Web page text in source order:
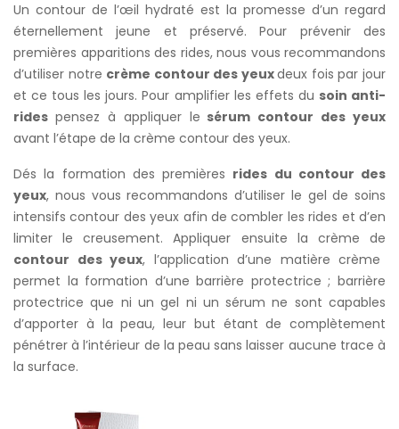
Un contour de l’œil hydraté est la promesse d’un regard
éternellement jeune et préservé. Pour prévenir des
premières apparitions des rides, nous vous recommandons
d’utiliser notre crème contour des yeuxdeux fois par jour
et ce tous les jours. Pour amplifier les effets du soin anti-
rides pensez à appliquer le sérum contour des yeux
avant l’étape de la crème contour des yeux.
Dés la formation des premières rides du contour des
yeux, nous vous recommandons d’utiliser le gel de soins
intensifs contour des yeux afin de combler les rides et d’en
limiter le creusement. Appliquer ensuite la crème de
contour des yeux, l’application d’une matière crème
permet la formation d’une barrière protectrice ; barrière
protectrice que ni un gel ni un sérum ne sont capables
d’apporter à la peau, leur but étant de complètement
pénétrer à l’intérieur de la peau sans laisser aucune trace à
la surface.